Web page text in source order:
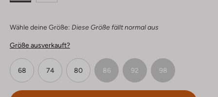
Wähle deine Größe: Diese Größe fällt normal aus
Größe ausverkauft?
68 74 80 86 92 98